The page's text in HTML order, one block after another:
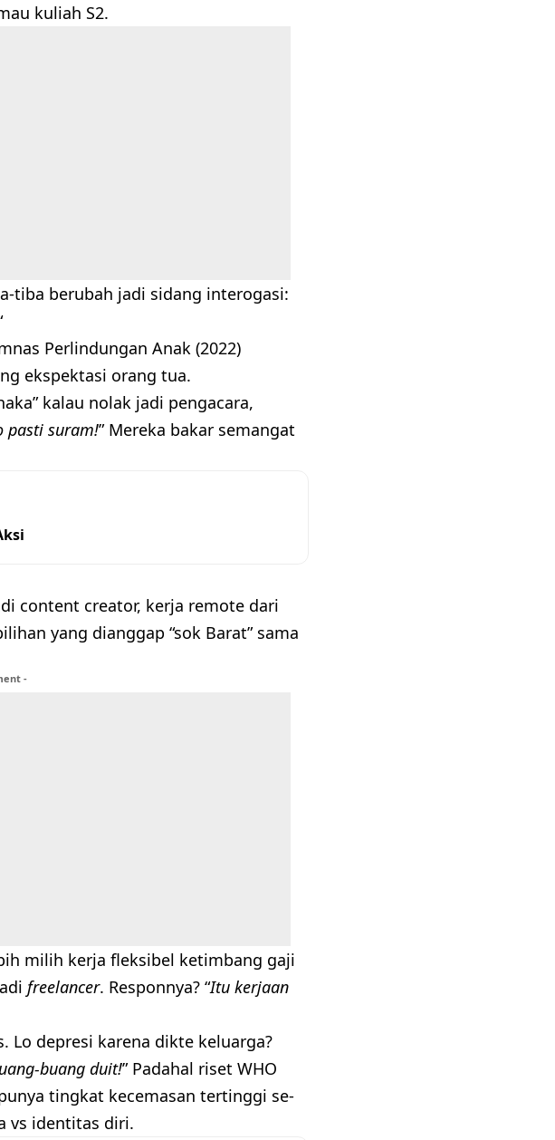
kuliah S2.
tiba berubah jadi sidang interogasi:
Perlindungan Anak (2022)
ekspektasi orang tua.
kalau nolak jadi pengacara,
pasti suram!” Mereka bakar semangat
content creator, kerja remote dari
yang dianggap “sok Barat” sama
-
milih kerja fleksibel ketimbang gaji
freelancer. Responnya? “Itu kerjaan
Lo depresi karena dikte keluarga?
buang duit!” Padahal riset WHO
tingkat kecemasan tertinggi se-
vs identitas diri.